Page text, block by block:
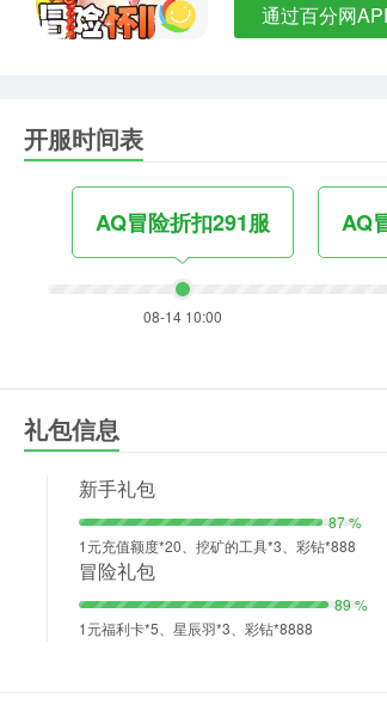
通过百分网
开服时间表
AQ冒险折扣291服
08-14 10:00
AQ
礼包信息
新手礼包
87 %
1元充值额度*20、挖矿的工具*3、彩钻*888
冒险礼包
89 %
1元福利卡*5、星辰羽*3、彩钻*8888